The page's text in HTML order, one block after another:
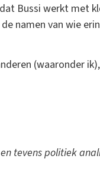
Bussi werkt met
namen van wie
(waaronder
tevens politiek